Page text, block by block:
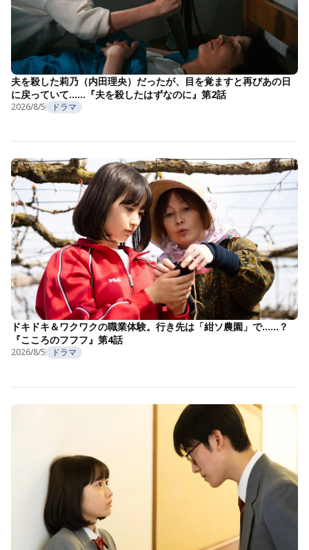
夫を殺した莉乃（内田理央）だったが、目を覚ますと再びあの日
に戻っていて……『夫を殺したはずなのに』第2話
2026/8/5 ドラマ
ドキドキ＆ワクワクの職業体験。行き先は「紺ソ農園」で……？
『こころのフフフ』第4話
2026/8/5 ドラマ